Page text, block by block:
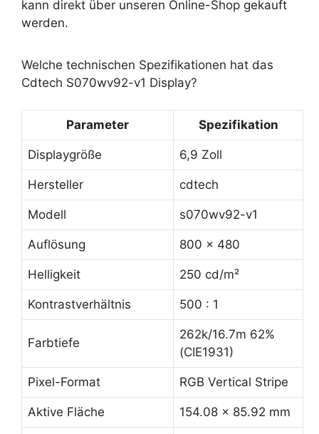
kann direkt über unseren Online-Shop gekauft
werden.
Welche technischen Spezifikationen hat das
Cdtech S070wv92-v1 Display?
Parameter Spezifikation
Displaygröße 6,9 Zoll
Hersteller cdtech
Modell s070wv92-v1
Auflösung 800 x 480
Helligkeit 250 cd/m²
Kontrastverhältnis 500 : 1
Farbtiefe
262k/16.7m 62%
(CIE1931)
Pixel-Format RGB Vertical Stripe
Aktive Fläche 154.08 x 85.92 mm